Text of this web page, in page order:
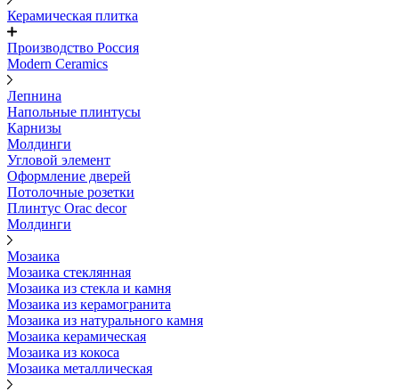
Керамическая плитка
Производство Россия
Modern Ceramics
Лепнина
Напольные плинтусы
Карнизы
Молдинги
Угловой элемент
Оформление дверей
Потолочные розетки
Плинтус Orac decor
Молдинги
Мозаика
Мозаика стеклянная
Мозаика из стекла и камня
Мозаика из керамогранита
Мозаика из натурального камня
Мозаика керамическая
Мозаика из кокоса
Мозаика металлическая